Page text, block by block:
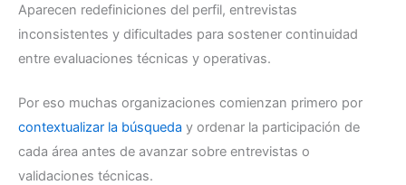
Aparecen redefiniciones del perfil, entrevistas
inconsistentes y dificultades para sostener continuidad
entre evaluaciones técnicas y operativas.
Por eso muchas organizaciones comienzan primero por
contextualizar la búsqueda y ordenar la participación de
cada área antes de avanzar sobre entrevistas o
validaciones técnicas.